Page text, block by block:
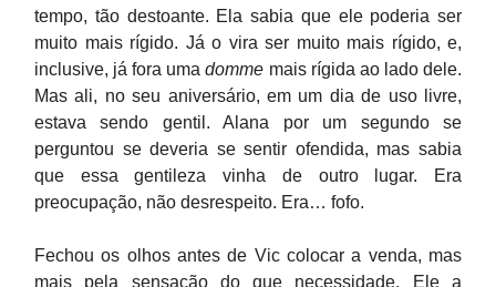
tempo, tão destoante. Ela sabia que ele poderia ser
muito mais rígido. Já o vira ser muito mais rígido, e,
inclusive, já fora umadomme mais rígida ao lado dele.
Mas ali, no seu aniversário, em um dia de uso livre,
estava sendo gentil. Alana por um segundo se
perguntou se deveria se sentir ofendida, mas sabia
que essa gentileza vinha de outro lugar. Era
preocupação, não desrespeito. Era… fofo.
Fechou os olhos antes de Vic colocar a venda, mas
mais pela sensação do que necessidade. Ele a